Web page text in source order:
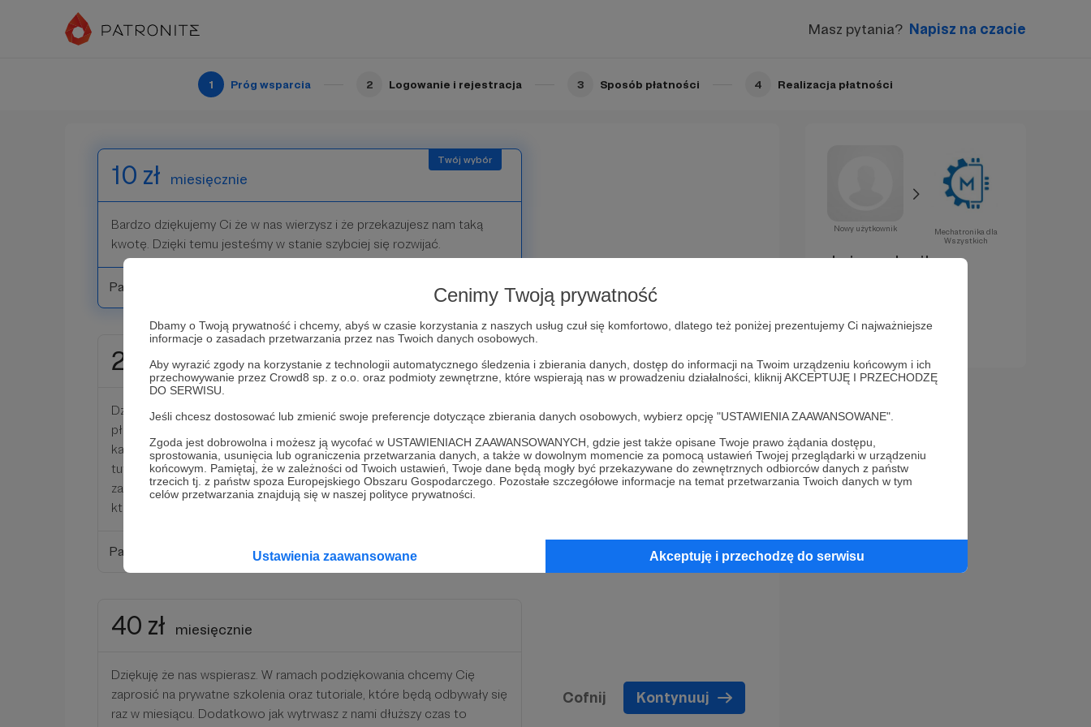
Cenimy Twoją prywatność
Dbamy o Twoją prywatność i chcemy, abyś w czasie korzystania z naszych usług czuł się komfortowo, dlatego też poniżej prezentujemy Ci najważniejsze
informacje o zasadach przetwarzania przez nas Twoich danych osobowych.
Aby wyrazić zgody na korzystanie z technologii automatycznego śledzenia i zbierania danych, dostęp do informacji na Twoim urządzeniu końcowym i ich
przechowywanie przez Crowd8 sp. z o.o. oraz podmioty zewnętrzne, które wspierają nas w prowadzeniu działalności, kliknij AKCEPTUJĘ I PRZECHODZĘ
DO SERWISU.
Jeśli chcesz dostosować lub zmienić swoje preferencje dotyczące zbierania danych osobowych, wybierz opcję "USTAWIENIA ZAAWANSOWANE".
Zgoda jest dobrowolna i możesz ją wycofać w USTAWIENIACH ZAAWANSOWANYCH, gdzie jest także opisane Twoje prawo żądania dostępu,
sprostowania, usunięcia lub ograniczenia przetwarzania danych, a także w dowolnym momencie za pomocą ustawień Twojej przeglądarki w urządzeniu
końcowym. Pamiętaj, że w zależności od Twoich ustawień, Twoje dane będą mogły być przekazywane do zewnętrznych odbiorców danych z państw
trzecich tj. z państw spoza Europejskiego Obszaru Gospodarczego. Pozostałe szczegółowe informacje na temat przetwarzania Twoich danych w tym
celów przetwarzania znajdują się w naszej polityce prywatności.
Ustawienia zaawansowane Akceptuję i przechodzę do serwisu
Masz pytania? Napisz na czacie
1 Próg wsparcia 2 Logowanie i rejestracja 3 Sposób płatności 4 Realizacja płatności
tworzyć coraz więcej poradników na naszym Kanale. Cieszymy się że
10 zł miesięcznie
Bardzo dziękujemy Ci że w nas wierzysz i że przekazujesz nam taką
kwotę. Dzięki temu jesteśmy w stanie szybciej się rozwijać.
Patroni: 0
25 zł miesięcznie
Dzięki temu wsparciu pozwalasz nam realizować kursy, które wymagają
płatnych programów. Staramy się zrewanżować i w zamian na naszym
kanale Youtube i stronie WWW udostępniać darmowe szkolenia i / lub
tutoriale, które na wielu stronach są odpłatne. Bardzo dziękujemy Ci
za to wsparcie. Dodatkowo czekają dla ciebie też materiały premium,
które otrzymasz w ramach naszego wsparcia.
Patroni: 0
40 zł miesięcznie
Dziękuję że nas wspierasz. W ramach podziękowania chcemy Cię
zaprosić na prywatne szkolenia oraz tutoriale, które będą odbywały się
raz w miesiącu. Dodatkowo jak wytrwasz z nami dłuższy czas to
Cofnij Kontynuuj
Nowy użytkownik
Mechatronika dla
Wszystkich
Już za chwilę